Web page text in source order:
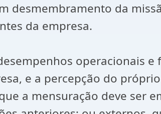
desmembramento da
da empresa.
operacionais e
e a percepção do
a mensuração deve ser